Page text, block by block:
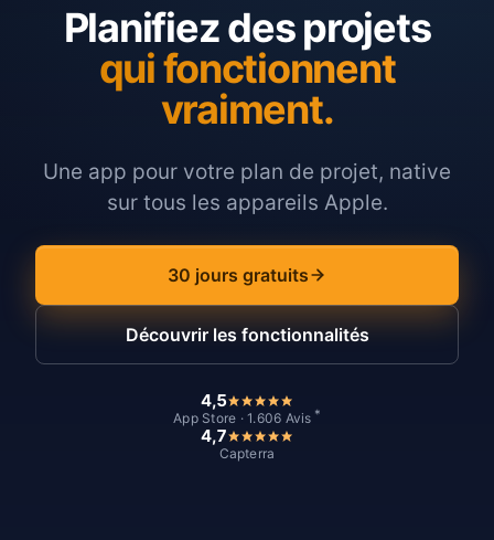
Planifiez des projets
qui fonctionnent
vraiment.
Une app pour votre plan de projet, native
sur tous les appareils Apple.
30 jours gratuits
Découvrir les fonctionnalités
4,5
App Store · 1.606 Avis *
4,7
Capterra